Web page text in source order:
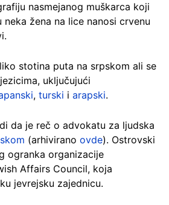
nasmejanog muškarca koji
žena na lice nanosi crvenu
stotina puta na srpskom ali se
uključujući
, turski i arapski.
da je reč o advokatu za ljudska
(arhivirano ovde). Ostrovski
ogranka organizacije
Affairs Council, koja
jevrejsku zajednicu.